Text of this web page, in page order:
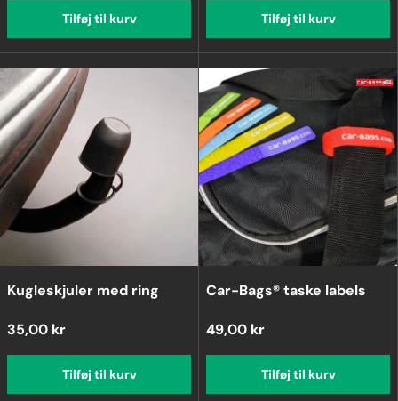
Tilføj til kurv Tilføj til kurv
Kugleskjuler med ring
35,00 kr
Tilføj til kurv
Car-Bags® taske labels
49,00 kr
Tilføj til kurv